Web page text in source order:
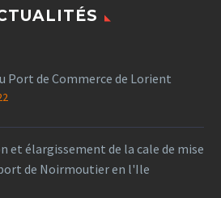
Port de Commerce de Lorient
et élargissement de la cale de mise
de Noirmoutier en l'Ile